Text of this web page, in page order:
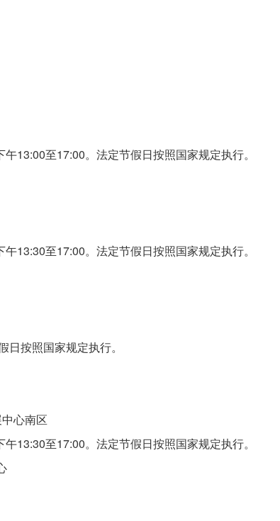
13:00至17:00。法定节假日按照国家规定执行。
13:30至17:00。法定节假日按照国家规定执行。
按照国家规定执行。
心南区
13:30至17:00。法定节假日按照国家规定执行。